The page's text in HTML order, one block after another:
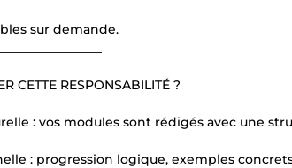
sur demande.
CETTE RESPONSABILITÉ ?
: vos modules sont rédigés avec une
: progression logique, exemples